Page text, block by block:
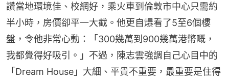
讚當地環境佳、校網好，乘火車到倫敦市中心只需約
半小時，房價卻平一大截。他更自爆看了5至6個樓
盤，令他非常心動：「300幾萬到900幾萬港幣嘅，
我都覺得好吸引。」不過，陳志雲強調自己心目中的
「Dream House」大細、平貴不重要，最重要是住得